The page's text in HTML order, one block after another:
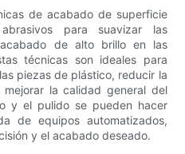
de acabado de superficie
para suavizar las
de alto brillo en las
técnicas son ideales para
piezas de plástico, reducir la
la calidad general del
y el pulido se pueden hacer
de equipos automatizados,
y el acabado deseado.